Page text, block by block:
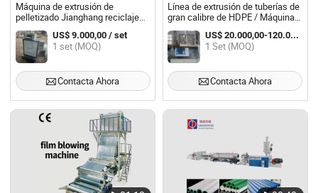
Máquina de extrusión de
pelletizado Jianghang reciclaje
de plástico
US$ 9.000,00 / set
1 set (MOQ)
Contacta Ahora
Línea de extrusión de tuberías de
gran calibre de HDPE / Máquina
extrusora de polietileno
US$ 20.000,00-120.000,00 / Set
1 Set (MOQ)
Contacta Ahora